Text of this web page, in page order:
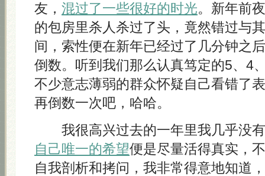
友， 混过了一些很好的时光。新年前
的包房里杀人杀过了头，竟然错过与
间，索性便在新年已经过了几分钟之
倒数。听到我们那么认真笃定的5、4
不少意志薄弱的群众怀疑自己看错了
再倒数一次吧，哈哈。
我很高兴过去的一年里我几乎没有
自己唯一的希望便是尽量活得真实，
自我剖析和拷问，我非常得意地知道